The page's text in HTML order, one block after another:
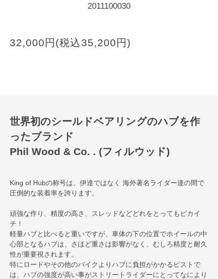
2011100030
32,000円(税込35,200円)
世界初のシールドベアリングのハブを作
ったブランド
Phil Wood & Co. . (フィルウッド)
King of Hubの称号は、伊達ではなく 海外著名ライダー達の間で
圧倒的な装着率を誇ります。
頑強な作り、精度の高さ、スレッドなどどれをとってもピカイ
チ！
軽量ハブと比べると重いですが、車体の下の位置でホイールの中
心部となるハブは、さほど重さは影響がなく、むしろ精度と耐久
性が重要視されます。
特にロードやその他のバイクよりハブに負担がかかるピストで
は、ハブの強度が高い事がストリートライダーにとってなにより